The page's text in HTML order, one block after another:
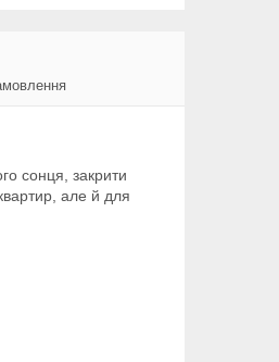
сонця, закрити
але й для